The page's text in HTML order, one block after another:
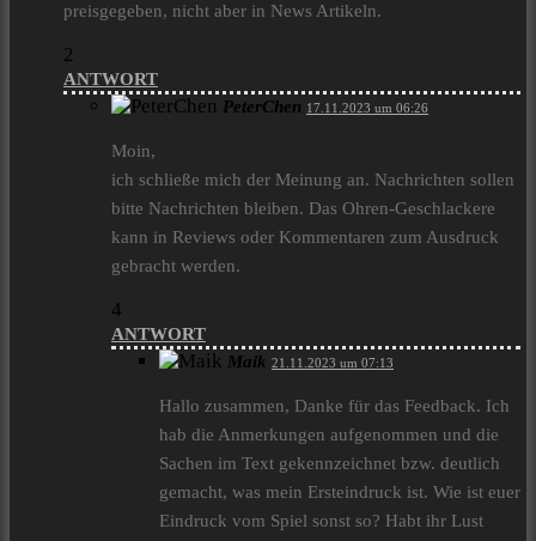
preisgegeben, nicht aber in News Artikeln.
2
ANTWORT
PeterChen 17.11.2023 um 06:26
Moin,
ich schließe mich der Meinung an. Nachrichten sollen
bitte Nachrichten bleiben. Das Ohren-Geschlackere
kann in Reviews oder Kommentaren zum Ausdruck
gebracht werden.
4
ANTWORT
Maik 21.11.2023 um 07:13
Hallo zusammen, Danke für das Feedback. Ich
hab die Anmerkungen aufgenommen und die
Sachen im Text gekennzeichnet bzw. deutlich
gemacht, was mein Ersteindruck ist. Wie ist euer
Eindruck vom Spiel sonst so? Habt ihr Lust